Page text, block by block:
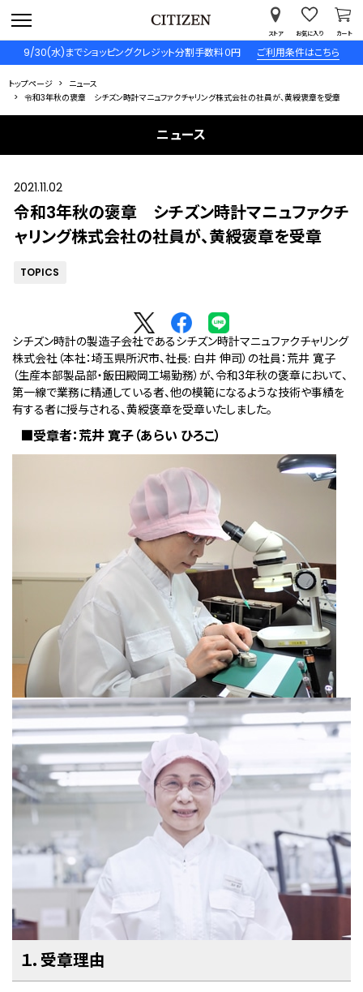
9/30(水)までショッピングクレジット分割手数料０円 ご利用条件はこちら
ストア お気に入り カート
トップページ
ニュース
令和3年秋の褒章 シチズン時計マニュファクチャリング株式会社の社員が、黄綬褒章を受章
ニュース
2021.11.02
令和3年秋の褒章 シチズン時計マニュファクチ
ャリング株式会社の社員が、黄綬褒章を受章
TOPICS
シチズン時計の製造子会社であるシチズン時計マニュファクチャリング
株式会社（本社：埼玉県所沢市、社長: 白井 伸司）の社員：荒井 寛子
（生産本部製品部・飯田殿岡工場勤務）が、令和3年秋の褒章において、
第一線で業務に精通している者、他の模範になるような技術や事績を
有する者に授与される、黄綬褒章を受章いたしました。
■受章者：荒井 寛子（あらい ひろこ）
１．受章理由